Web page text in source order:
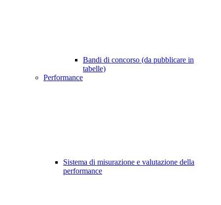
Bandi di concorso (da pubblicare in
tabelle)
Performance
Sistema di misurazione e valutazione della
performance